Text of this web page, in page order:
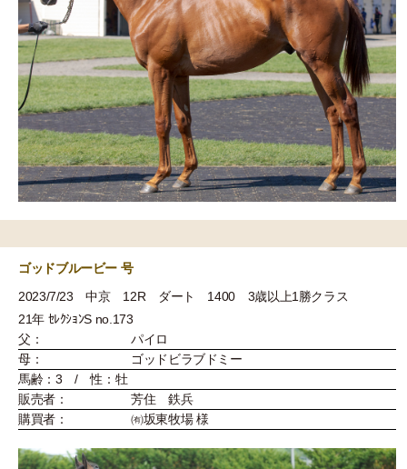
ゴッドブルービー 号
2023/7/23 中京 12R ダート 1400 3歳以上1勝クラス
21年 ｾﾚｸｼｮﾝS no.173
父：
パイロ
母：
ゴッドビラブドミー
馬齢：3 / 性：牡
販売者：
芳住 鉄兵
購買者：
㈲坂東牧場 様